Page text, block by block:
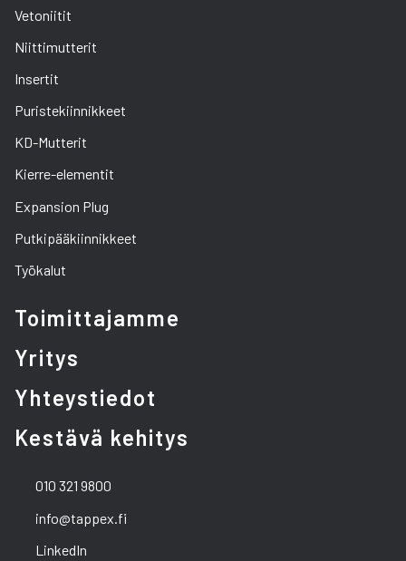
Vetoniitit
Niittimutterit
Insertit
Puristekiinnikkeet
KD-Mutterit
Kierre-elementit
Expansion Plug
Putkipääkiinnikkeet
Työkalut
Toimittajamme
Yritys
Yhteystiedot
Kestävä kehitys
010 321 9800
info@tappex.fi
LinkedIn